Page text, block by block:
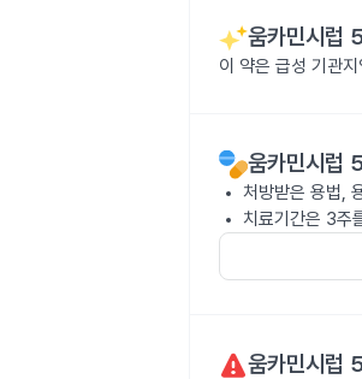
움카민시럽
이 약은 급성 기관
움카민시럽
처방받은 용법,
치료기간은 3주
움카민시럽